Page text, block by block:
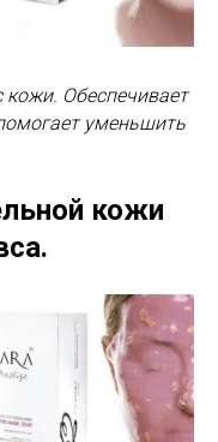
кожи. Обеспечивает
уменьшить
кожи